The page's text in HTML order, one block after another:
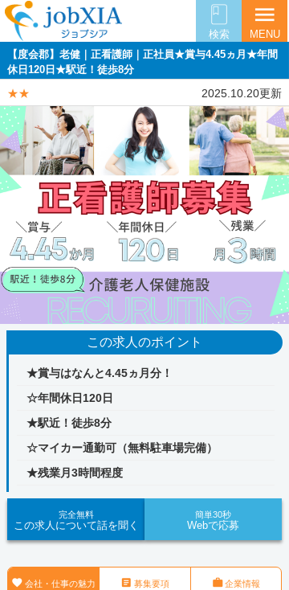
検索
menu
MENU
【度会郡】老健｜正看護師｜正社員★賞与4.45ヵ月★年間
休日120日★駅近！徒歩8分
★★ 2025.10.20更新
この求人のポイント
★賞与はなんと4.45ヵ月分！
☆年間休日120日
★駅近！徒歩8分
☆マイカー通勤可（無料駐車場完備）
★残業月3時間程度
完全無料
この求人について話を聞く
簡単30秒
Webで応募
 会社・仕事の魅力  募集要項 企業情報